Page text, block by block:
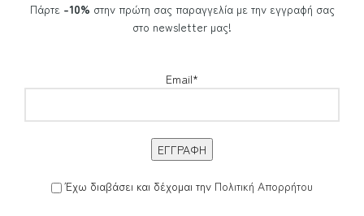
Πάρτε -10% στην πρώτη σας παραγγελία με την εγγραφή σας
στο newsletter μας!
Email*
Έχω διαβάσει και δέχομαι την Πολιτική Απορρήτου